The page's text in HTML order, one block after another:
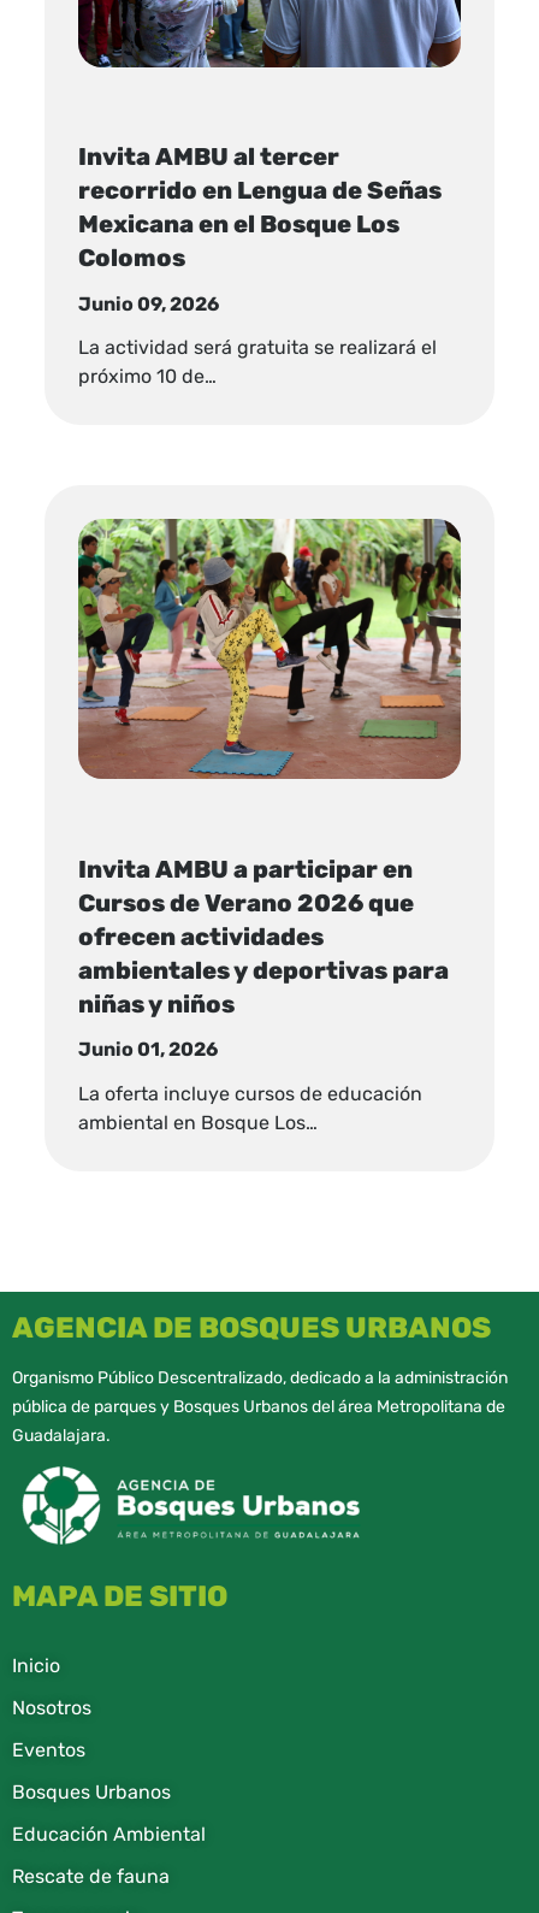
Invita AMBU al tercer
recorrido en Lengua de Señas
Mexicana en el Bosque Los
Colomos
Junio 09, 2026
La actividad será gratuita se realizará el
próximo 10 de…
Invita AMBU a participar en
Cursos de Verano 2026 que
ofrecen actividades
ambientales y deportivas para
niñas y niños
Junio 01, 2026
La oferta incluye cursos de educación
ambiental en Bosque Los…
AGENCIA DE BOSQUES URBANOS
Organismo Público Descentralizado, dedicado a la administración
pública de parques y Bosques Urbanos del área Metropolitana de
Guadalajara.
MAPA DE SITIO
Inicio
Nosotros
Eventos
Bosques Urbanos
Educación Ambiental
Rescate de fauna​